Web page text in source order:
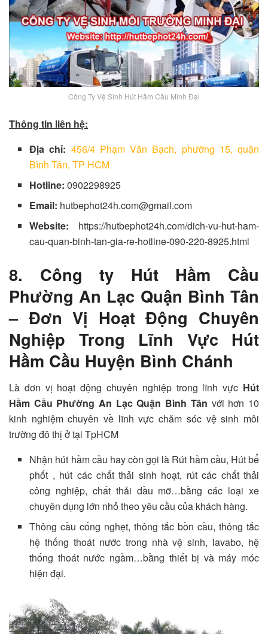
Công Ty Vệ Sinh Hút Hầm Cầu Minh Đại
Thông tin liên hệ:
Địa chỉ: 456/4 Phạm Văn Bạch, phường 15, quận
Bình Tân, TP HCM
Hotline: 0902298925
Email: hutbephot24h.com@gmail.com
Website: https://hutbephot24h.com/dich-vu-hut-ham-
cau-quan-binh-tan-gia-re-hotline-090-220-8925.html
8. Công ty Hút Hầm Cầu
Phường An Lạc Quận Bình Tân
– Đơn Vị Hoạt Động Chuyên
Nghiệp Trong Lĩnh Vực Hút
Hầm Cầu Huyện Bình Chánh
Là đơn vị hoạt động chuyên nghiệp trong lĩnh vực Hút
Hầm Cầu Phường An Lạc Quận Bình Tân với hơn 10
kinh nghiệm chuyên về lĩnh vực chăm sóc vệ sinh môi
trường đô thị ở tại TpHCM
Nhận hút hầm cầu hay còn gọi là Rút hầm cầu, Hút bể
phốt , hút các chất thải sinh hoạt, rút các chất thải
công nghiệp, chất thải dầu mỡ…bằng các loại xe
chuyên dụng lớn nhỏ theo yêu cầu của khách hàng.
Thông cầu cống nghẹt, thông tắc bồn cầu, thông tắc
hệ thống thoát nước trong nhà vệ sinh, lavabo, hệ
thống thoát nước ngầm…bằng thiết bị và máy móc
hiện đại.